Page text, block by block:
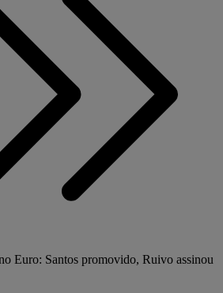
Euro: Santos promovido, Ruivo assinou